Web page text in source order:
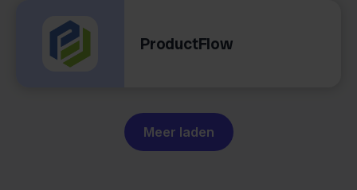
ProductFlow
Meer laden